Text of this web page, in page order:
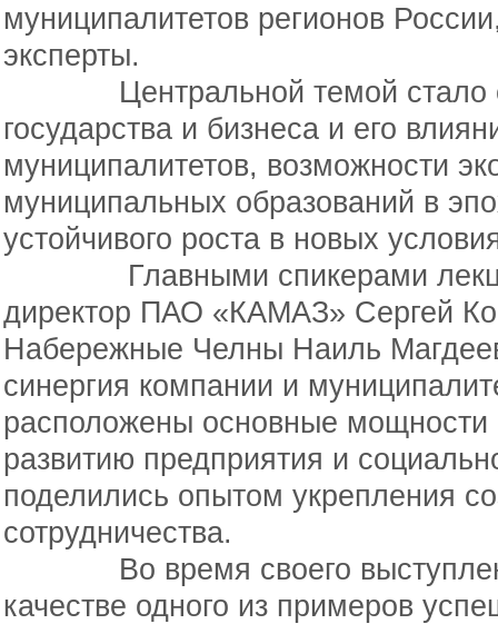
муниципалитетов регионов
эксперты.
Центральной темой стало
государства и бизнеса и его
муниципалитетов, возможности
муниципальных образований в
устойчивого роста в новых
Главными спикерами лекции
директор ПАО «КАМАЗ» Сергей
Набережные Челны Наиль
синергия компании и
расположены основные
развитию предприятия и
поделились опытом укрепления
сотрудничества.
Во время своего
качестве одного из примеров